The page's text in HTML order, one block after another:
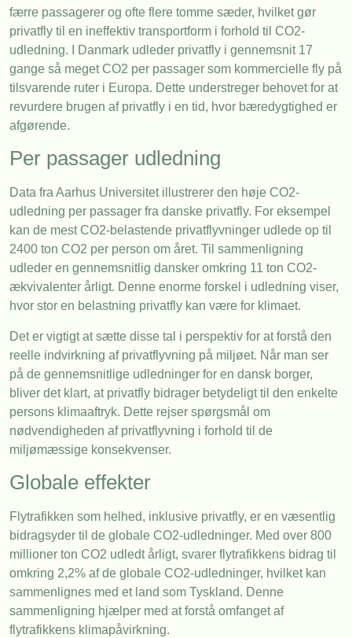
færre passagerer og ofte flere tomme sæder, hvilket gør
privatfly til en ineffektiv transportform i forhold til CO2-
udledning. I Danmark udleder privatfly i gennemsnit 17
gange så meget CO2 per passager som kommercielle fly på
tilsvarende ruter i Europa. Dette understreger behovet for at
revurdere brugen af privatfly i en tid, hvor bæredygtighed er
afgørende.
Per passager udledning
Data fra Aarhus Universitet illustrerer den høje CO2-
udledning per passager fra danske privatfly. For eksempel
kan de mest CO2-belastende privatflyvninger udlede op til
2400 ton CO2 per person om året. Til sammenligning
udleder en gennemsnitlig dansker omkring 11 ton CO2-
ækvivalenter årligt. Denne enorme forskel i udledning viser,
hvor stor en belastning privatfly kan være for klimaet.
Det er vigtigt at sætte disse tal i perspektiv for at forstå den
reelle indvirkning af privatflyvning på miljøet. Når man ser
på de gennemsnitlige udledninger for en dansk borger,
bliver det klart, at privatfly bidrager betydeligt til den enkelte
persons klimaaftryk. Dette rejser spørgsmål om
nødvendigheden af privatflyvning i forhold til de
miljømæssige konsekvenser.
Globale effekter
Flytrafikken som helhed, inklusive privatfly, er en væsentlig
bidragsyder til de globale CO2-udledninger. Med over 800
millioner ton CO2 udledt årligt, svarer flytrafikkens bidrag til
omkring 2,2% af de globale CO2-udledninger, hvilket kan
sammenlignes med et land som Tyskland. Denne
sammenligning hjælper med at forstå omfanget af
flytrafikkens klimapåvirkning.